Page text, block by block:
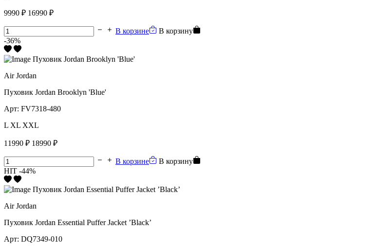
9990 ₽ 16990 ₽
В корзине
В корзину
-36%
Air Jordan
Пуховик Jordan Brooklyn 'Blue'
Арт: FV7318-480
L XL XXL
11990 ₽ 18990 ₽
В корзине
В корзину
HIT -44%
Air Jordan
Пуховик Jordan Essential Puffer Jacket ’Black’
Арт: DQ7349-010